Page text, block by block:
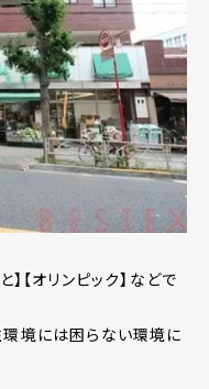
【オリンピック】などで
境には困らない環境に